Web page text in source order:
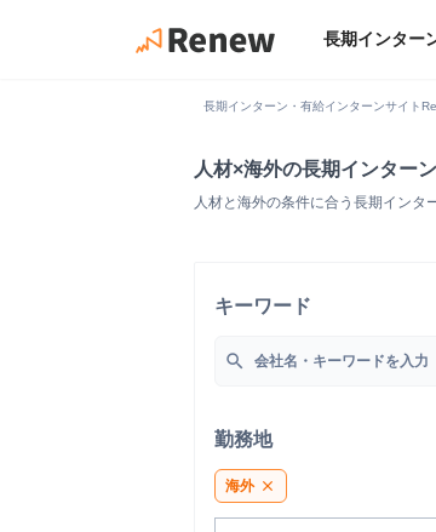
長期インター
長期インターン・有給インターンサイト
人材×海外の長期インター
人材と海外の条件に合う長期インタ
キーワード
search
勤務地
海外 close